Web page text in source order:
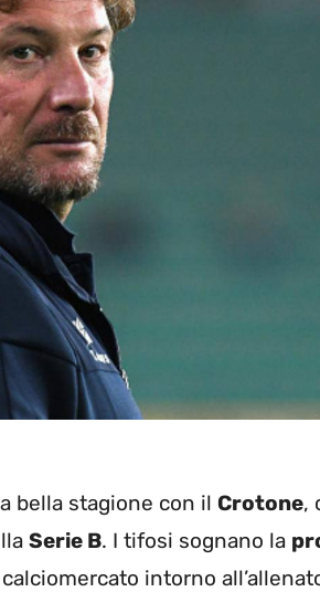
bella stagione con il Crotone,
Serie B. I tifosi sognano la
intorno